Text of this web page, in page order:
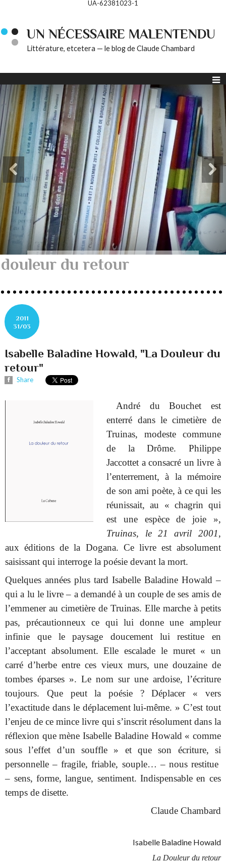
UA-62381023-1
UN NÉCESSAIRE MALENTENDU
Littérature, etcetera — le blog de Claude Chambard
douleur du retour
2011
31/03
Isabelle Baladine Howald, "La Douleur du
retour"
Share
André du Bouchet est
enterré dans le cimetière de
Truinas, modeste commune
de la Drôme. Philippe
Jaccottet a consacré un livre à
l’enterrement, à la mémoire
de son ami poète, à ce qui les
réunissait, au « chagrin qui
est une espèce de joie »,
Truinas, le 21 avril 2001,
aux éditions de la Dogana. Ce livre est absolument
saisissant qui interroge la poésie devant la mort.
Quelques années plus tard Isabelle Baladine Howald –
qui a lu le livre – a demandé à un couple de ses amis de
l’emmener au cimetière de Truinas. Elle marche à petits
pas, précautionneux ce qui lui donne une ampleur
infinie que le paysage doucement lui restitue en
l’acceptant absolument. Elle escalade le muret « un
carré d’herbe entre ces vieux murs, une douzaine de
tombes éparses ». Le nom sur une ardoise, l’écriture
toujours. Que peut la poésie ? Déplacer « vers
l’exactitude dans le déplacement lui-même. » C’est tout
l’enjeu de ce mince livre qui s’inscrit résolument dans la
réflexion que mène Isabelle Baladine Howald « comme
sous l’effet d’un souffle » et que son écriture, si
personnelle – fragile, friable, souple… – nous restitue
– sens, forme, langue, sentiment. Indispensable en ces
temps de disette.
Claude Chambard
Isabelle Baladine Howald
La Douleur du retour